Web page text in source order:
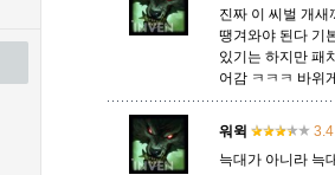
진 질리
카이사 카직스 카타리
진짜 이 씨벌 개
땡겨와야 된다 기
있기는 하지만 패
어감 ㅋㅋㅋ 바위
워윅
3.4
늑대가 아니라 늑